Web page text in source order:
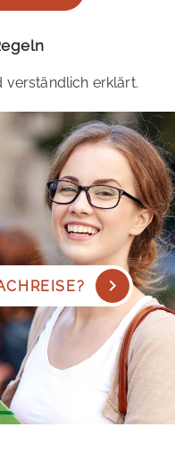
verständlich erklärt.